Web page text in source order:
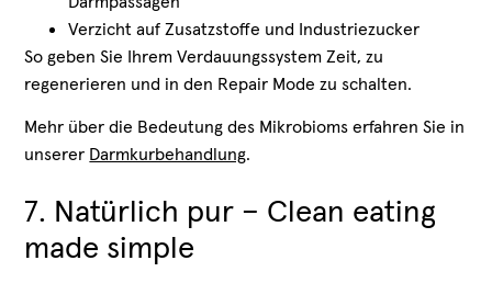
Verzicht auf Zusatzstoffe und Industriezucker
So geben Sie Ihrem Verdauungssystem Zeit, zu
regenerieren und in den Repair Mode zu schalten.
Mehr über die Bedeutung des Mikrobioms erfahren Sie in
unserer Darmkurbehandlung.
7. Natürlich pur – Clean eating
made simple